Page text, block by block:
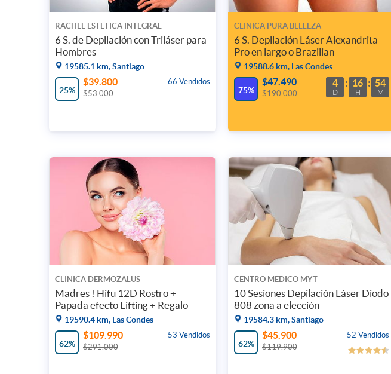
RACHEL ESTETICA INTEGRAL
6 S. de Depilación con Triláser para
Hombres
19585.1 km, Santiago
25%
66 Vendidos
$39.800
$53.000
CLINICA PURA BELLEZA
6 S. Depilación Láser Alexandrita
Pro en largo o Brazilian
19588.6 km, Las Condes
75%
4
D
16
H
54
M
$47.490
$190.000
CLINICA DERMOZALUS
Madres ! Hifu 12D Rostro +
Papada efecto Lifting + Regalo
19590.4 km, Las Condes
62%
53 Vendidos
$109.990
$291.000
CENTRO MEDICO MYT
10 Sesiones Depilación Láser Diodo
808 zona a elección
19584.3 km, Santiago
62%
52 Vendidos
$45.900
$119.900